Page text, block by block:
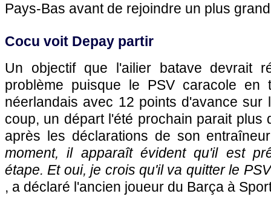
Pays-Bas avant de rejoindre un plus
Cocu voit Depay partir
Un objectif que l'ailier batave devrait
problème puisque le PSV caracole en
néerlandais avec 12 points d'avance sur
coup, un départ l'été prochain parait plus
après les déclarations de son
moment, il apparaît évident qu'il est
étape. Et oui, je crois qu'il va quitter le
, a déclaré l'ancien joueur du Barça à